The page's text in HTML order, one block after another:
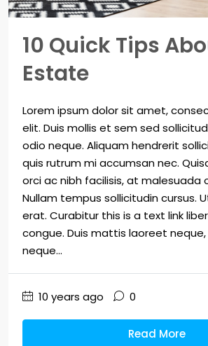
10 Quick Tips
Estate
Lorem ipsum dolor sit amet,
elit. Duis mollis et sem sed
odio neque. Aliquam hendrerit
quis rutrum mi accumsan nec.
orci ac nibh facilisis, at malesuada
Nullam tempus sollicitudin cursus.
erat. Curabitur this is a text link
congue. Duis mattis laoreet
neque...
10 years ago 0
Read More